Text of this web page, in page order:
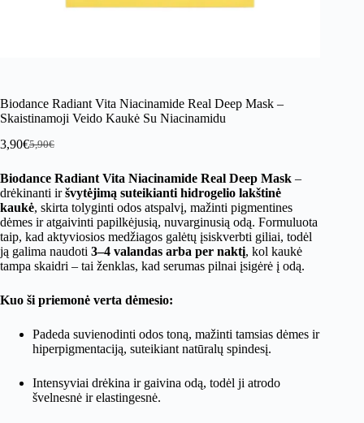
Biodance Radiant Vita Niacinamide Real Deep Mask –
Skaistinamoji Veido Kaukė Su Niacinamidu
5,90€
Original
was:
5,90€.
3,90€Current
is:
3,90€.
Biodance Radiant Vita Niacinamide Real Deep Mask –
drėkinanti iršvytėjimą suteikianti hidrogelio lakštinė
kaukė, skirta tolyginti odos atspalvį, mažinti pigmentines
dėmes ir atgaivinti papilkėjusią, nuvarginusią odą. Formuluota
taip, kad aktyviosios medžiagos galėtų įsiskverbti giliai, todėl
ją galima naudoti 3–4 valandas arba per naktį, kol kaukė
tampa skaidri – tai ženklas, kad serumas pilnai įsigėrė į odą.
Kuo ši priemonė verta dėmesio:
Padeda suvienodinti odos toną, mažinti tamsias dėmes ir
hiperpigmentaciją, suteikiant natūralų spindesį.
Intensyviai drėkina ir gaivina odą, todėl ji atrodo
švelnesnė ir elastingesnė.